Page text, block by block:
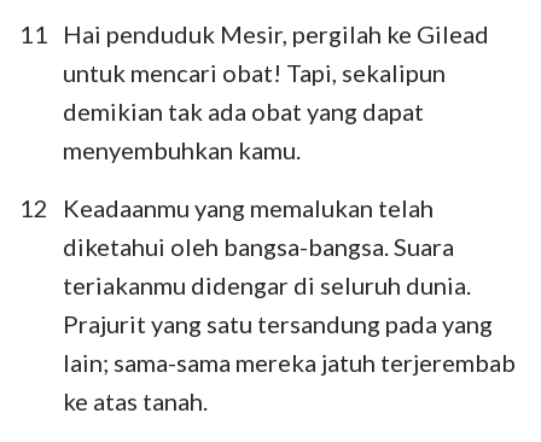
11
Hai penduduk Mesir, pergilah ke Gilead
untuk mencari obat! Tapi, sekalipun
demikian tak ada obat yang dapat
menyembuhkan kamu.
12
Keadaanmu yang memalukan telah
diketahui oleh bangsa-bangsa. Suara
teriakanmu didengar di seluruh dunia.
Prajurit yang satu tersandung pada yang
lain; sama-sama mereka jatuh terjerembab
ke atas tanah.